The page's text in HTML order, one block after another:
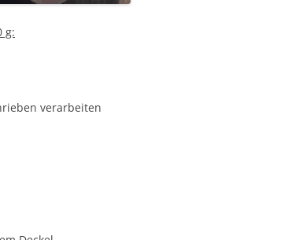
g:
verarbeiten